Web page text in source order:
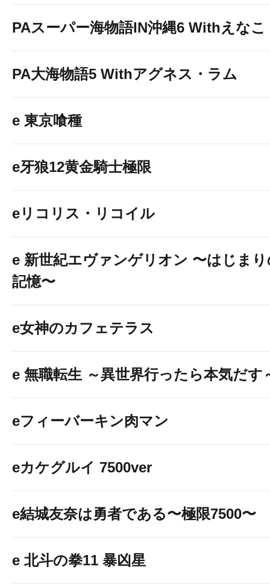
PAスーパー海物語IN沖縄6 Withえなこ
PA大海物語5 Withアグネス・ラム
e 東京喰種
e牙狼12黄金騎士極限
eリコリス・リコイル
e 新世紀エヴァンゲリオン 〜はじま
記憶〜
e女神のカフェテラス
e 無職転生 ～異世界行ったら本気だす
eフィーバーキン肉マン
eカケグルイ 7500ver
e結城友奈は勇者である〜極限7500〜
e 北斗の拳11 暴凶星